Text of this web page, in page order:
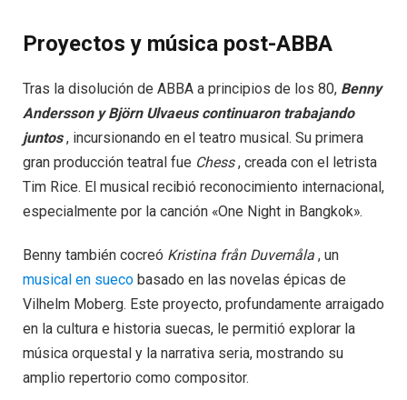
Proyectos y música post-ABBA
Tras la disolución de ABBA a principios de los 80, Benny
Andersson y Björn Ulvaeus continuaron trabajando
juntos, incursionando en el teatro musical. Su primera
gran producción teatral fue Chess, creada con el letrista
Tim Rice. El musical recibió reconocimiento internacional,
especialmente por la canción «One Night in Bangkok».
Benny también cocreó Kristina från Duvemåla , un
musical en sueco basado en las novelas épicas de
Vilhelm Moberg. Este proyecto, profundamente arraigado
en la cultura e historia suecas, le permitió explorar la
música orquestal y la narrativa seria, mostrando su
amplio repertorio como compositor.